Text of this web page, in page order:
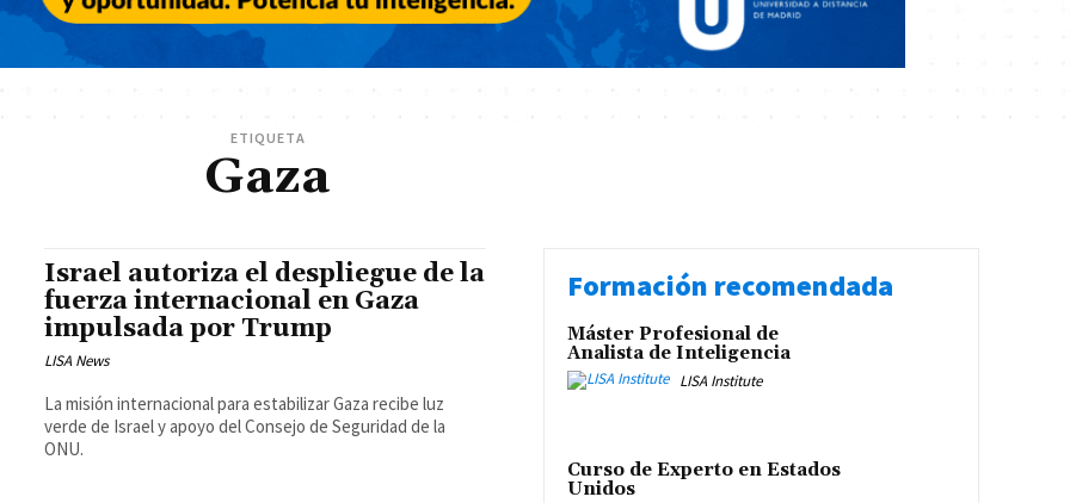
ETIQUETA
Gaza
Israel autoriza el despliegue de la
fuerza internacional en Gaza
impulsada por Trump
LISA News
La misión internacional para estabilizar Gaza recibe luz
verde de Israel y apoyo del Consejo de Seguridad de la
ONU.
Formación recomendada
Máster Profesional de
Analista de Inteligencia
LISA Institute
Curso de Experto en Estados
Unidos